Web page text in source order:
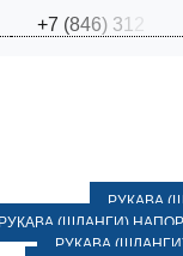
+7 (846) 31
РУКАВА
(ШЛАНГИ)
РУКАВА